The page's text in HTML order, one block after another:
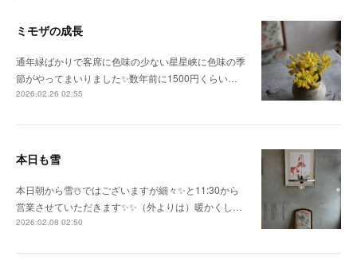
ミモザの成長
通年緑ばかりで客席に色味の少ない星星峡に色味の季
節がやってまいりました✨数年前に1500円くらい…
2026.02.26 02:55
本日も雪
本日朝から雪☃️ではございますが細々✨と11:30から
営業させていただきます✨✨（外よりは）暖かくし…
2026.02.08 02:50